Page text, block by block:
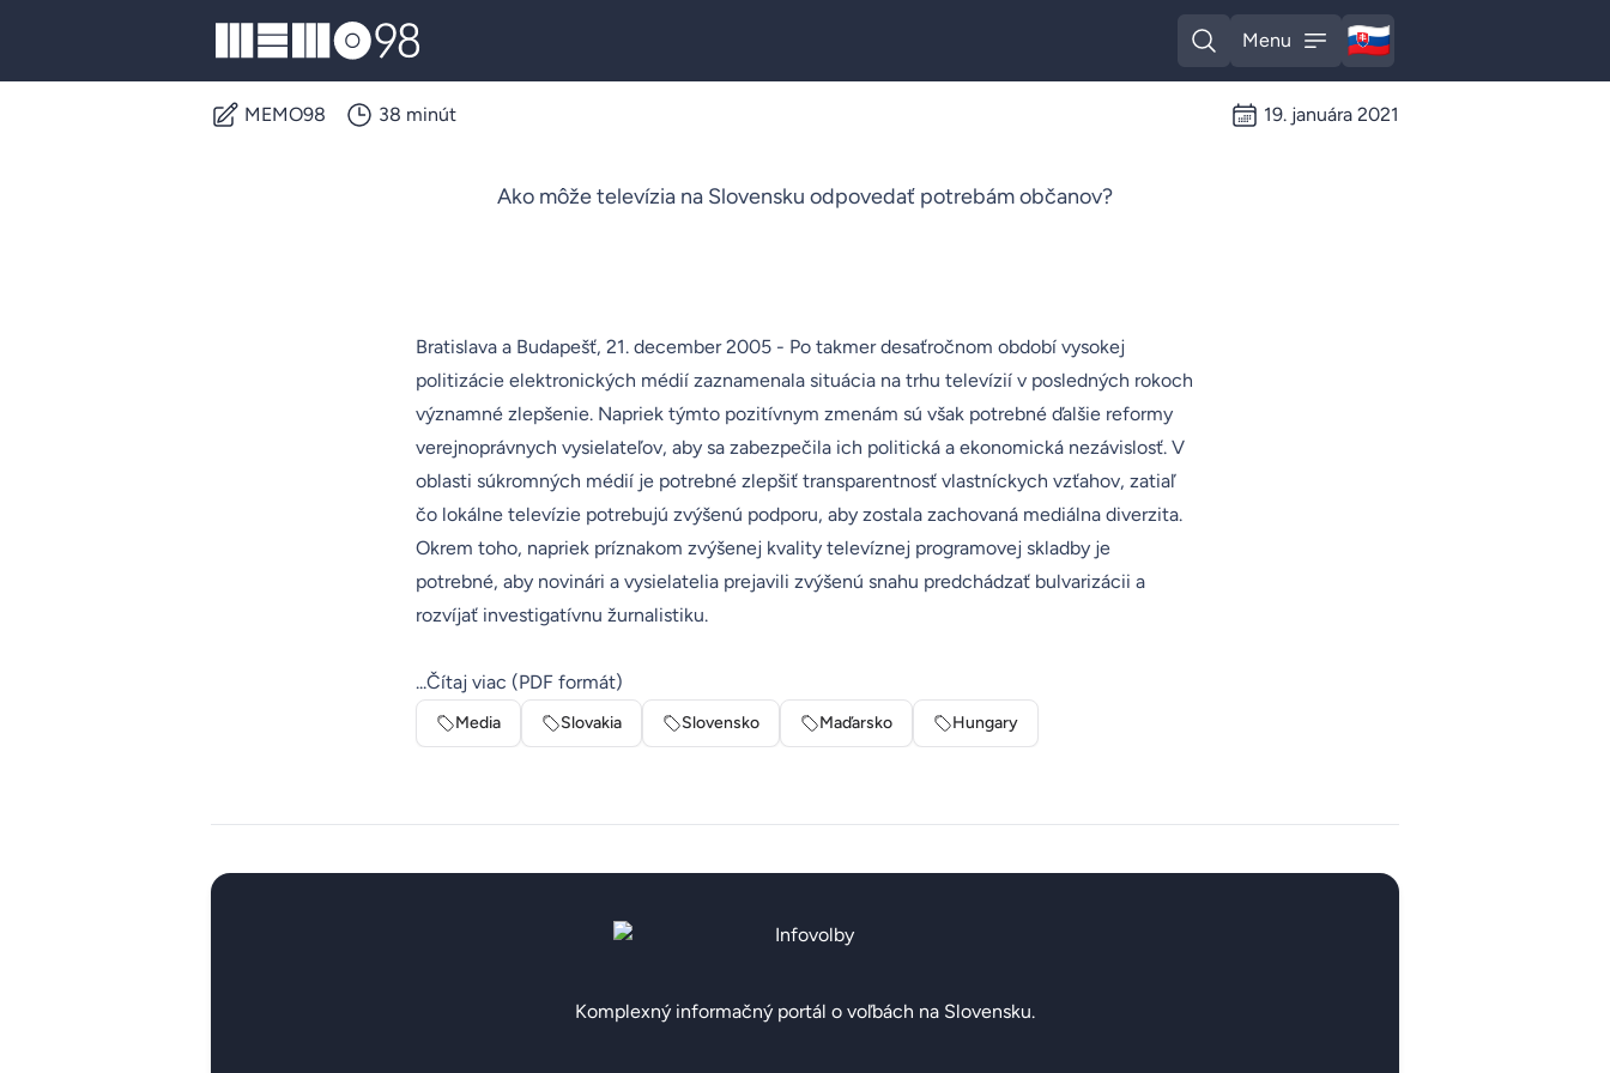
MEMO98
Open search
Menu
Open menu
🇸🇰
Slovak
MEMO98 38 minút 19. januára 2021
Ako môže televízia na Slovensku odpovedať potrebám občanov?
Bratislava a Budapešť, 21. december 2005 - Po takmer desaťročnom období vysokej
politizácie elektronických médií zaznamenala situácia na trhu televízií v posledných rokoch
významné zlepšenie. Napriek týmto pozitívnym zmenám sú však potrebné ďalšie reformy
verejnoprávnych vysielateľov, aby sa zabezpečila ich politická a ekonomická nezávislosť. V
oblasti súkromných médií je potrebné zlepšiť transparentnosť vlastníckych vzťahov, zatiaľ
čo lokálne televízie potrebujú zvýšenú podporu, aby zostala zachovaná mediálna diverzita.
Okrem toho, napriek príznakom zvýšenej kvality televíznej programovej skladby je
potrebné, aby novinári a vysielatelia prejavili zvýšenú snahu predchádzať bulvarizácii a
rozvíjať investigatívnu žurnalistiku.
...Čítaj viac (PDF formát)
Media Slovakia Slovensko Maďarsko Hungary
Komplexný informačný portál o voľbách na Slovensku.